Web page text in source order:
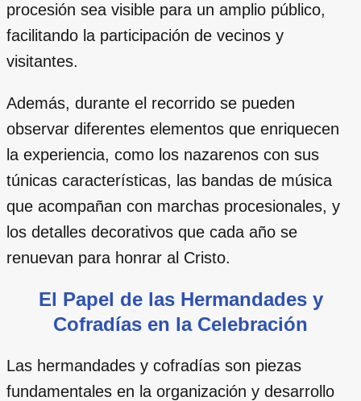
procesión sea visible para un amplio público,
facilitando la participación de vecinos y
visitantes.
Además, durante el recorrido se pueden
observar diferentes elementos que enriquecen
la experiencia, como los nazarenos con sus
túnicas características, las bandas de música
que acompañan con marchas procesionales, y
los detalles decorativos que cada año se
renuevan para honrar al Cristo.
El Papel de las Hermandades y
Cofradías en la Celebración
Las hermandades y cofradías son piezas
fundamentales en la organización y desarrollo